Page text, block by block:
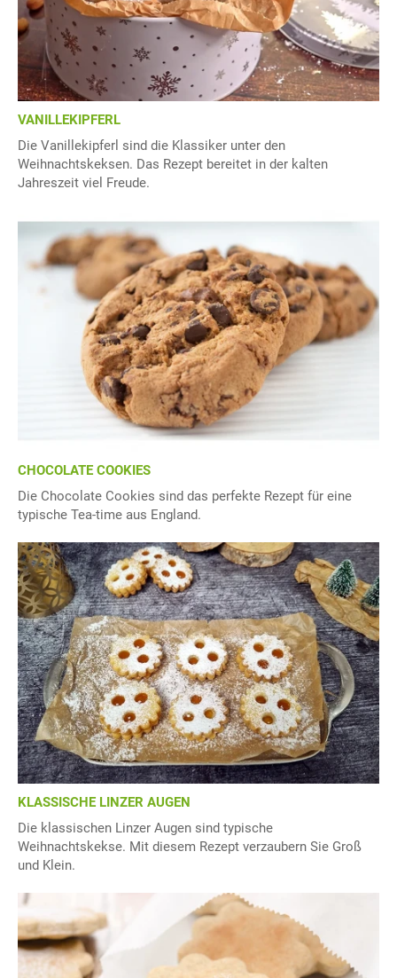
VANILLEKIPFERL
Die Vanillekipferl sind die Klassiker unter den
Weihnachtskeksen. Das Rezept bereitet in der kalten
Jahreszeit viel Freude.
CHOCOLATE COOKIES
Die Chocolate Cookies sind das perfekte Rezept für eine
typische Tea-time aus England.
KLASSISCHE LINZER AUGEN
Die klassischen Linzer Augen sind typische
Weihnachtskekse. Mit diesem Rezept verzaubern Sie Groß
und Klein.